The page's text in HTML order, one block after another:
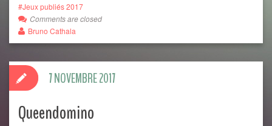
Jeux publiés 2017
Comments are closed
Bruno Cathala
Queendomino
7 NOVEMBRE 2017